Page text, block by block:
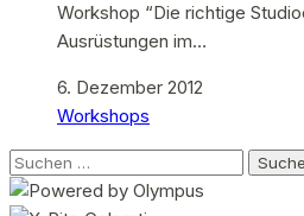
Workshop “Die richtige
Ausrüstungen im…
6. Dezember 2012
Workshops
Suchen
nach: